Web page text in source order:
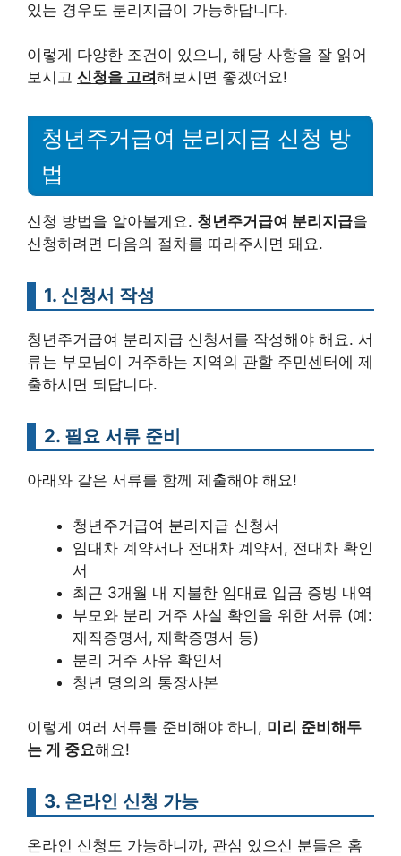
있는 경우도 분리지급이 가능하답니다.
이렇게 다양한 조건이 있으니, 해당 사항을 잘 읽어
보시고 신청을 고려 해보시면 좋겠어요!
청년주거급여 분리지급 신청 방
법
신청 방법을 알아볼게요. 청년주거급여 분리지급을
신청하려면 다음의 절차를 따라주시면 돼요.
1. 신청서 작성
청년주거급여 분리지급 신청서를 작성해야 해요. 서
류는 부모님이 거주하는 지역의 관할 주민센터에 제
출하시면 되답니다.
2. 필요 서류 준비
아래와 같은 서류를 함께 제출해야 해요!
청년주거급여 분리지급 신청서
임대차 계약서나 전대차 계약서, 전대차 확인
서
최근 3개월 내 지불한 임대료 입금 증빙 내역
부모와 분리 거주 사실 확인을 위한 서류 (예:
재직증명서, 재학증명서 등)
분리 거주 사유 확인서
청년 명의의 통장사본
이렇게 여러 서류를 준비해야 하니, 미리 준비해두
는 게 중요해요!
3. 온라인 신청 가능
온라인 신청도 가능하니까, 관심 있으신 분들은 홈